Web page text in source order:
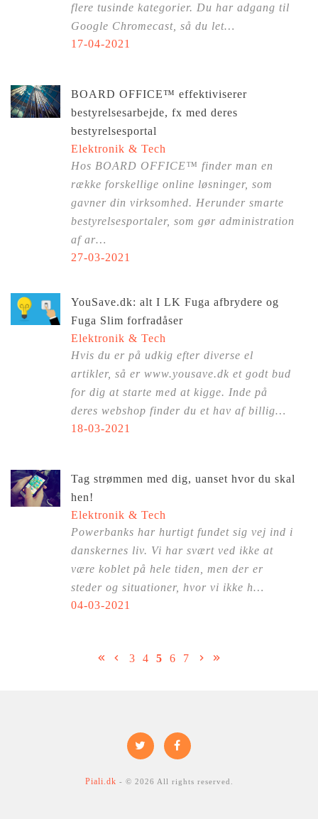
flere tusinde kategorier. Du har adgang til
Google Chromecast, så du let…
17-04-2021
BOARD OFFICE™ effektiviserer
bestyrelsesarbejde, fx med deres
bestyrelsesportal
Elektronik & Tech
Hos BOARD OFFICE™ finder man en
række forskellige online løsninger, som
gavner din virksomhed. Herunder smarte
bestyrelsesportaler, som gør administration
af ar…
27-03-2021
YouSave.dk: alt I LK Fuga afbrydere og
Fuga Slim forfradåser
Elektronik & Tech
Hvis du er på udkig efter diverse el
artikler, så er www.yousave.dk et godt bud
for dig at starte med at kigge. Inde på
deres webshop finder du et hav af billig…
18-03-2021
Tag strømmen med dig, uanset hvor du skal
hen!
Elektronik & Tech
Powerbanks har hurtigt fundet sig vej ind i
danskernes liv. Vi har svært ved ikke at
være koblet på hele tiden, men der er
steder og situationer, hvor vi ikke h…
04-03-2021
3 4 5 6 7
Piali.dk - © 2026 All rights reserved.